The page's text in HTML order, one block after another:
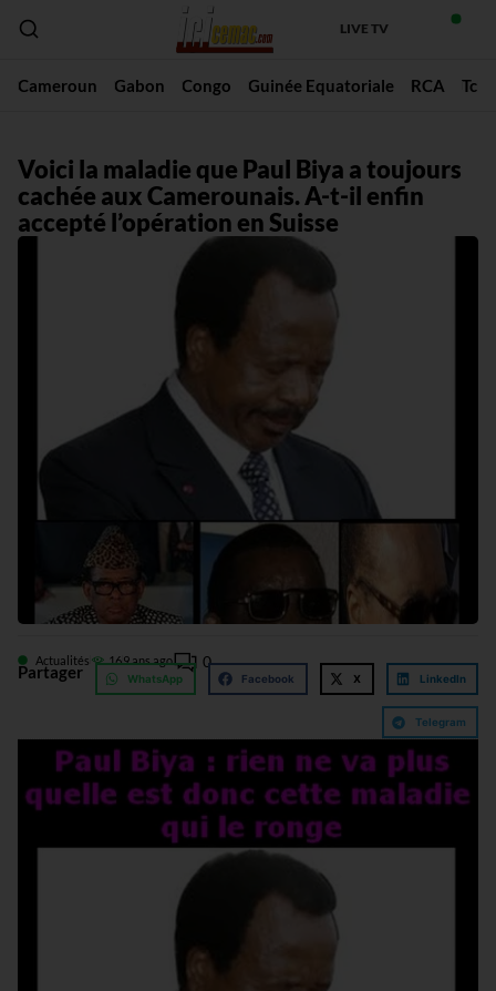
LIVE TV
Cameroun Gabon Congo Guinée Equatoriale RCA
Voici la maladie que Paul Biya a toujours
cachée aux Camerounais. A-t-il enfin
accepté l’opération en Suisse
Actualités 169 ans ago 0
Partager WhatsApp Facebook X LinkedIn
Telegram